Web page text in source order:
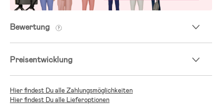
Bewertung
Preisentwicklung
Hier findest Du alle Zahlungsmöglichkeiten
Hier findest Du alle Lieferoptionen